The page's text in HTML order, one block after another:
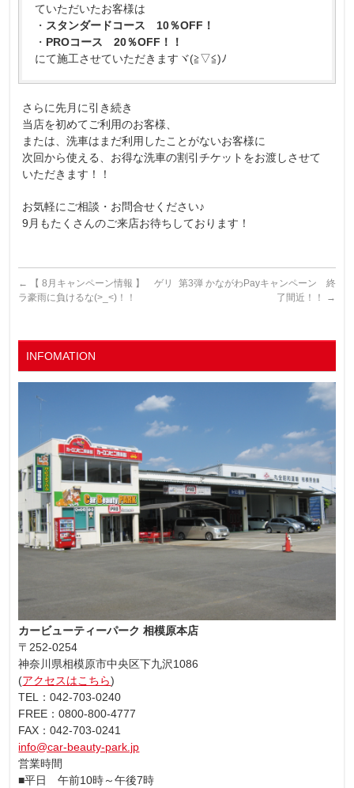
ていただいたお客様は
・ スタンダードコース 10％OFF！
・ PROコース 20％OFF！！
にて施工させていただきますヾ(≧▽≦)ﾉ
さらに先月に引き続き
当店を初めてご利用のお客様、
または、洗車はまだ利用したことがないお客様に
次回から使える、お得な洗車の割引チケットをお渡しさせて
いただきます！！
お気軽にご相談・お問合せください♪
9月もたくさんのご来店お待ちしております！
←
【 8月キャンペーン情報 】 ゲリ
ラ豪雨に負けるな(>_<)！！
第3弾 かながわPayキャンペーン 終
了間近！！
→
INFOMATION
カービューティーパーク 相模原本店
〒252-0254
神奈川県相模原市中央区下九沢1086
(アクセスはこちら)
TEL：042-703-0240
FREE：0800-800-4777
FAX：042-703-0241
info@car-beauty-park.jp
営業時間
■平日 午前10時～午後7時